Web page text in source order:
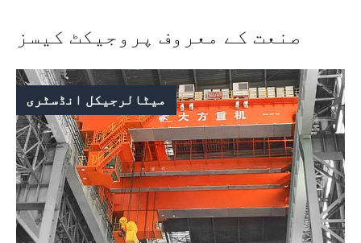
صنعت کے معروف پروجیکٹ کیسز
میٹالرجیکل انڈسٹری